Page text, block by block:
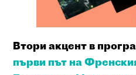
Втори акцент в
първи път на